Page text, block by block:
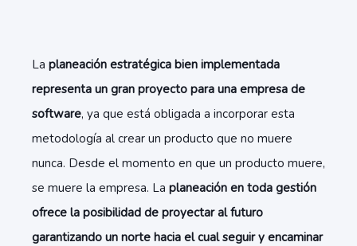
La planeación estratégica bien implementada
representa un gran proyecto para una empresa de
software, ya que está obligada a incorporar esta
metodología al crear un producto que no muere
nunca. Desde el momento en que un producto muere,
se muere la empresa. La planeación en toda gestión
ofrece la posibilidad de proyectar al futuro
garantizando un norte hacia el cual seguir y encaminar